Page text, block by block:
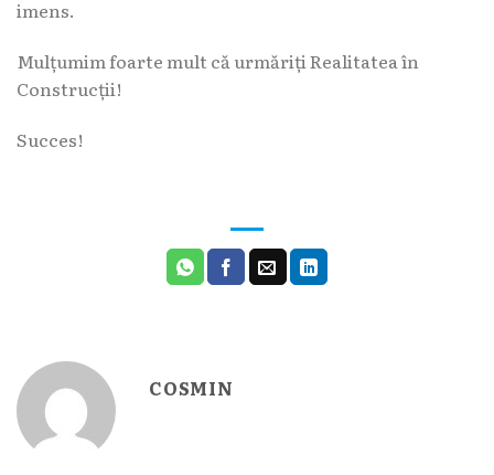
imens.
Mulțumim foarte mult că urmăriți Realitatea în
Construcții!
Succes!
COSMIN